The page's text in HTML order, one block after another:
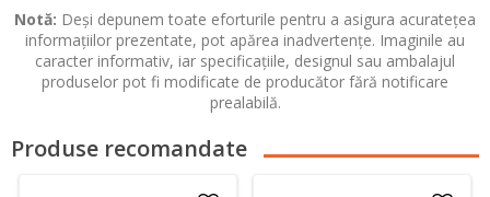
Notă: Deși depunem toate eforturile pentru a asigura acuratețea
informațiilor prezentate, pot apărea inadvertențe. Imaginile au
caracter informativ, iar specificațiile, designul sau ambalajul
produselor pot fi modificate de producător fără notificare
prealabilă.
Produse recomandate